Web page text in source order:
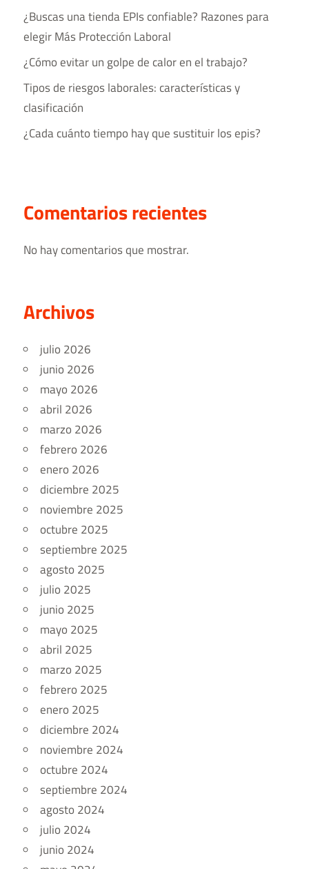
¿Buscas una tienda EPIs confiable? Razones para
elegir Más Protección Laboral
¿Cómo evitar un golpe de calor en el trabajo?
Tipos de riesgos laborales​: características y
clasificación
¿Cada cuánto tiempo hay que sustituir los epis?
Comentarios recientes
No hay comentarios que mostrar.
Archivos
julio 2026
junio 2026
mayo 2026
abril 2026
marzo 2026
febrero 2026
enero 2026
diciembre 2025
noviembre 2025
octubre 2025
septiembre 2025
agosto 2025
julio 2025
junio 2025
mayo 2025
abril 2025
marzo 2025
febrero 2025
enero 2025
diciembre 2024
noviembre 2024
octubre 2024
septiembre 2024
agosto 2024
julio 2024
junio 2024